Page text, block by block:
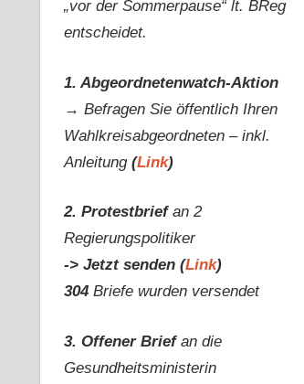
„vor der Sommerpause“ lt. BReg
entscheidet.
1. Abgeordnetenwatch-Aktion
→ Befragen Sie öffentlich Ihren
Wahlkreisabgeordneten – inkl.
Anleitung (Link)
2. Protestbrief an 2
Regierungspolitiker
-> Jetzt senden (Link)
304Briefe wurden versendet
3. Offener Brief an die
Gesundheitsministerin